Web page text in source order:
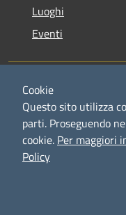
Luoghi
Eventi
RSS
Accessibilità
Privacy
Cookie
Questo sito utilizza
parti. Proseguendo
cookie. Per maggiori
Policy